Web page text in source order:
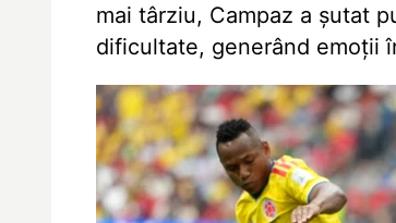
mai târziu, Campaz a șutat
dificultate, generând emoții